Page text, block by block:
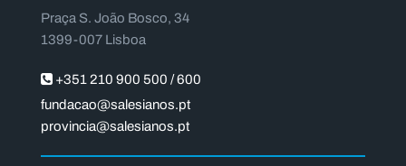
Praça S. João Bosco, 34
1399-007 Lisboa
+351 210 900 500 / 600
fundacao@salesianos.pt
provincia@salesianos.pt